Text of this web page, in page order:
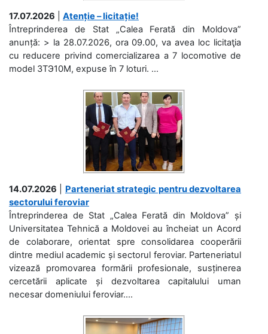
17.07.2026
Atenție – licitație!
Întreprinderea de Stat „Calea Ferată din Moldova”
anunță: > la 28.07.2026, ora 09.00, va avea loc licitaţia
cu reducere privind comercializarea a 7 locomotive de
model 3ТЭ10М, expuse în 7 loturi. ...
14.07.2026
Parteneriat strategic pentru dezvoltarea
sectorului feroviar
Întreprinderea de Stat „Calea Ferată din Moldova” și
Universitatea Tehnică a Moldovei au încheiat un Acord
de colaborare, orientat spre consolidarea cooperării
dintre mediul academic și sectorul feroviar. Parteneriatul
vizează promovarea formării profesionale, susținerea
cercetării aplicate și dezvoltarea capitalului uman
necesar domeniului feroviar....